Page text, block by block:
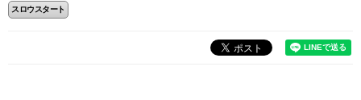
スロウスタート